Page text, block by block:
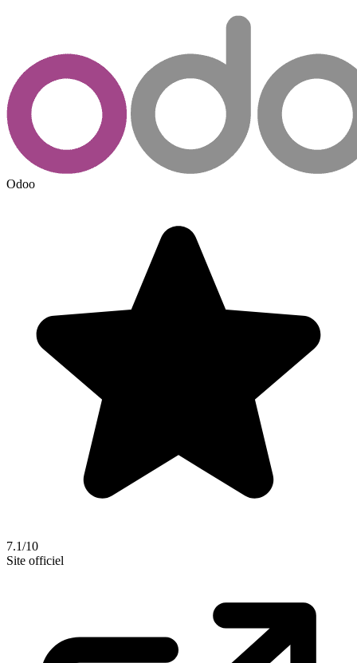
Odoo
7.1/10
Site officiel